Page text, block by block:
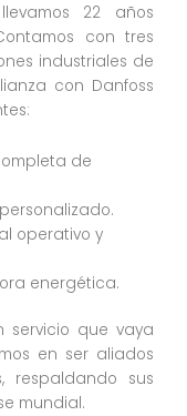
22 años
con tres
industriales de
con Danfoss
de
operativo y
energética.
servicio que vaya
en ser aliados
respaldando sus
mundial.